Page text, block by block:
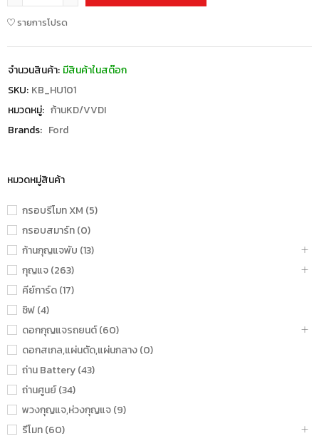
หมวดหมู่สินค้า
กรอบรีโมท XM (5)
กรอบสมาร์ท (0)
ก้านกุญแจพับ (13)
กุญแจ (263)
คีย์การ์ด (17)
ชิฟ (4)
ดอกกุญแจรถยนต์ (60)
ดอกสเกล,แผ่นตัด,แผ่นกลาง (0)
ถ่าน Battery (43)
ถ่านศูนย์ (34)
พวงกุญแจ,ห่วงกุญแจ (9)
รีโมท (60)
รายการโปรด
จำนวนสินค้า: มีสินค้าในสต๊อก
SKU: KB_HU101
หมวดหมู่: ก้านKD/VVDI
Brands: Ford